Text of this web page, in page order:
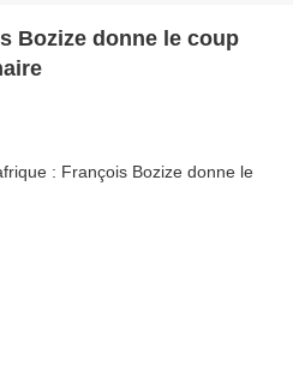
Bozize donne le coup